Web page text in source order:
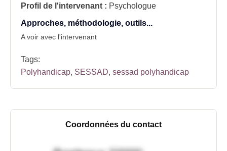
Profil de l'intervenant : Psychologue
Approches, méthodologie, outils...
A voir avec l'intervenant
Tags:
Polyhandicap, SESSAD, sessad polyhandicap
Coordonnées du contact